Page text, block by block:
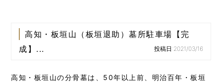
高知・板垣山（板垣退助）墓所駐車場【完
成】...
投稿日:2021/03/16
高知・板垣山の分骨墓は、50年以上前、明治百年・板垣